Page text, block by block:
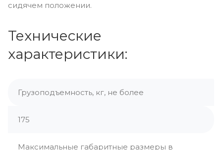
сидячем положении.
Технические
характеристики:
Грузоподъемность, кг, не более
175
Максимальные габаритные размеры в